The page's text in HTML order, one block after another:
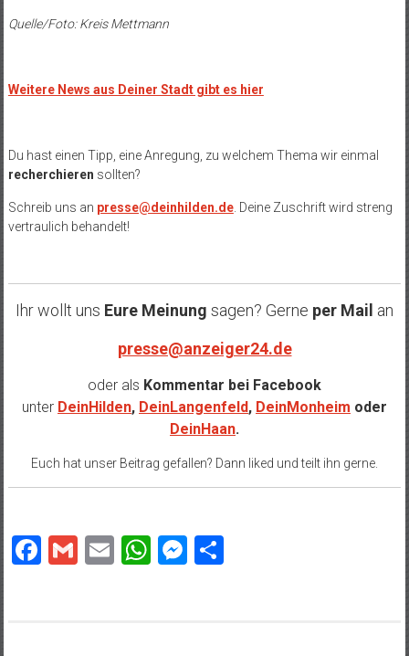
Quelle/Foto: Kreis Mettmann
Weitere News aus Deiner Stadt gibt es hier
Du hast einen Tipp, eine Anregung, zu welchem Thema wir einmal
recherchieren sollten?
Schreib uns an presse@deinhilden.de. Deine Zuschrift wird streng
vertraulich behandelt!
Ihr wollt uns Eure Meinung sagen? Gerne per Mail an
presse@anzeiger24.de
oder als Kommentar bei Facebook
unter DeinHilden, DeinLangenfeld, DeinMonheim oder
DeinHaan.
Euch hat unser Beitrag gefallen? Dann liked und teilt ihn gerne.
Facebook
Gmail
EmailWhatsApp
Messenger
Teilen